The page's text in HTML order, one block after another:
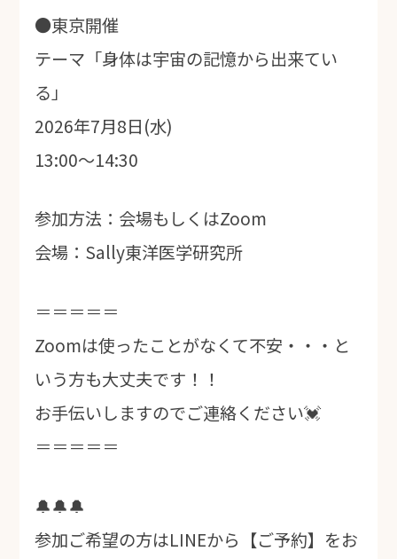
●東京開催
テーマ「身体は宇宙の記憶から出来てい
る」
2026年7月8日(水)
13:00～14:30
参加方法：会場もしくはZoom
会場：Sally東洋医学研究所
＝＝＝＝＝
Zoomは使ったことがなくて不安・・・と
いう方も大丈夫です！！
お手伝いしますのでご連絡ください💓
＝＝＝＝＝
🔔🔔🔔
参加ご希望の方はLINEから【ご予約】をお